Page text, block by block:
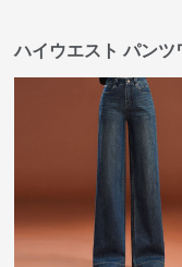
ハイウエスト パン